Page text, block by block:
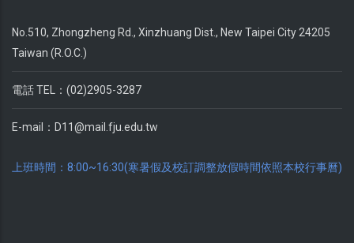
No.510, Zhongzheng Rd., Xinzhuang Dist., New Taipei City 24205
Taiwan (R.O.C.)
電話 TEL：(02)2905-3287
E-mail： D11@mail.fju.edu.tw
上班時間：8:00~16:30(寒暑假及校訂調整放假時間依照本校行事曆)